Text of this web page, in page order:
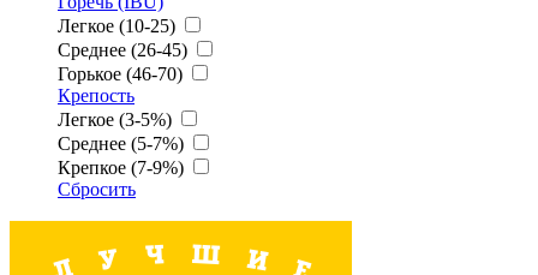
Легкое (10-25)
Среднее (26-45)
Горькое (46-70)
Крепость
Легкое (3-5%)
Среднее (5-7%)
Крепкое (7-9%)
Сбросить